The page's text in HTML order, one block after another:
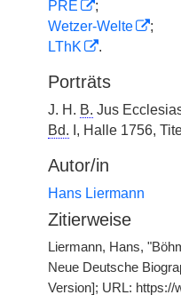
PRE
;
Wetzer-Welte
;
LThK
.
Porträts
J. H. B. Jus
Bd. I, Halle 1756,
Autor/in
Hans Liermann
Zitierweise
Liermann, Hans,
Neue Deutsche
Version]; URL: https://